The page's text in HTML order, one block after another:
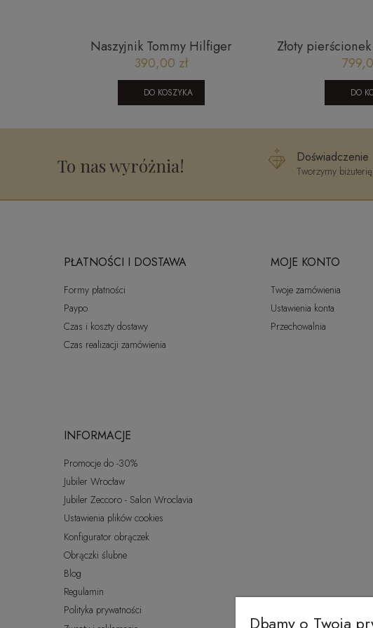
Naszyjnik Tommy Hilfiger
2790651
390,00 zł
DO KOSZYKA
Złoty
gładki
DO
To nas wyróżnia! Doświadczenie
Tworzymy
PŁATNOŚCI I DOSTAWA
Formy płatności
Paypo
Czas i koszty dostawy
Czas realizacji zamówienia
MOJE KONTO
Twoje zamówienia
Ustawienia konta
Przechowalnia
INFORMACJE
Promocje do -30%
Jubiler Wrocław
Jubiler Zeccoro - Salon Wroclavia
Ustawienia plików cookies
Konfigurator obrączek
Obrączki ślubne
Blog
Regulamin
Polityka prywatności
Dbamy o Twoja